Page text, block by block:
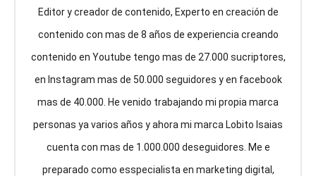
Editor y creador de contenido, Experto en creación de
contenido con mas de 8 años de experiencia creando
contenido en Youtube tengo mas de 27.000 sucriptores,
en Instagram mas de 50.000 seguidores y en facebook
mas de 40.000. He venido trabajando mi propia marca
personas ya varios años y ahora mi marca Lobito Isaias
cuenta con mas de 1.000.000 deseguidores. Me e
preparado como esspecialista en marketing digital,